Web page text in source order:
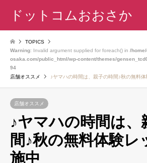
ドットコムおおさか
TOPICS
Warning: Invalid argument supplied for foreach() in /
osaka.com/public_html/wp-content/themes/
94
店舗オススメ
♪ヤマハの時間は、親子の時間♪秋の無料
店舗オススメ
♪ヤマハの時間は、
間♪秋の無料体験レ
施中